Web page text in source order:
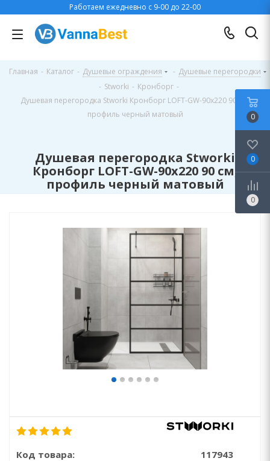
Работаем ежедневно с 9-00 до 22-00
Главная - Каталог - Душевые ограждения - Душевые перегородки
- Stworki - Кронборг -
Душевая перегородка Stworki Кронборг LOFT-GW-90х220 90 см,
профиль черный матовый
Душевая перегородка Stworki
Кронборг LOFT-GW-90х220 90 см,
профиль черный матовый
Код товара: 117943
0
0
0